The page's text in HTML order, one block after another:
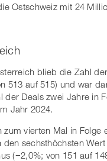
Ostschweiz mit 24
blieb die Zahl
513 auf 515) und war
Deals zwei Jahre in
Jahr 2024.
vierten Mal in Folge
sechsthöchsten
(−2,0%; von 151 auf